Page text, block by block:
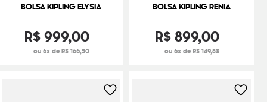
BOLSA KIPLING ELYSIA
R$999,00
ou 6x de R$ 166,50
BOLSA KIPLING RENIA
R$899,00
ou 6x de R$ 149,83